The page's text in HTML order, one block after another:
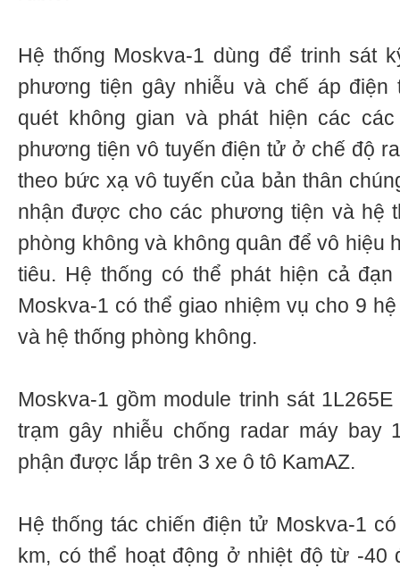
Hệ thống Moskva-1 dùng để trinh sát
phương tiện gây nhiễu và chế áp điện
quét không gian và phát hiện các
phương tiện vô tuyến điện tử ở chế độ
theo bức xạ vô tuyến của bản thân
nhận được cho các phương tiện và hệ
phòng không và không quân để vô hiệu
tiêu. Hệ thống có thể phát hiện cả
Moskva-1 có thể giao nhiệm vụ cho 9
và hệ thống phòng không.
Moskva-1 gồm module trinh sát
trạm gây nhiễu chống radar máy bay
phận được lắp trên 3 xe ô tô KamAZ.
Hệ thống tác chiến điện tử Moskva-1
km, có thể hoạt động ở nhiệt độ từ -40